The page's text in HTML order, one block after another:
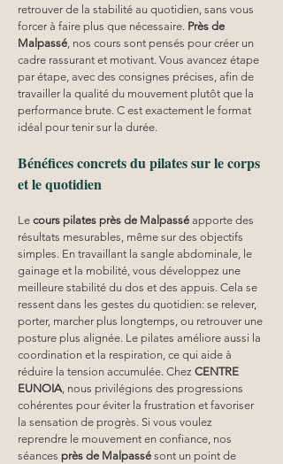
retrouver de la stabilité au quotidien, sans vous
forcer à faire plus que nécessaire. Près de
Malpassé , nos cours sont pensés pour créer un
cadre rassurant et motivant. Vous avancez étape
par étape, avec des consignes précises, afin de
travailler la qualité du mouvement plutôt que la
performance brute. C est exactement le format
idéal pour tenir sur la durée.
Bénéfices concrets du pilates sur le corps
et le quotidien
Le cours pilates près de Malpassé apporte des
résultats mesurables, même sur des objectifs
simples. En travaillant la sangle abdominale, le
gainage et la mobilité, vous développez une
meilleure stabilité du dos et des appuis. Cela se
ressent dans les gestes du quotidien: se relever,
porter, marcher plus longtemps, ou retrouver une
posture plus alignée. Le pilates améliore aussi la
coordination et la respiration, ce qui aide à
réduire la tension accumulée. Chez CENTRE
EUNOIA , nous privilégions des progressions
cohérentes pour éviter la frustration et favoriser
la sensation de progrès. Si vous voulez
reprendre le mouvement en confiance, nos
séances près de Malpassé sont un point de